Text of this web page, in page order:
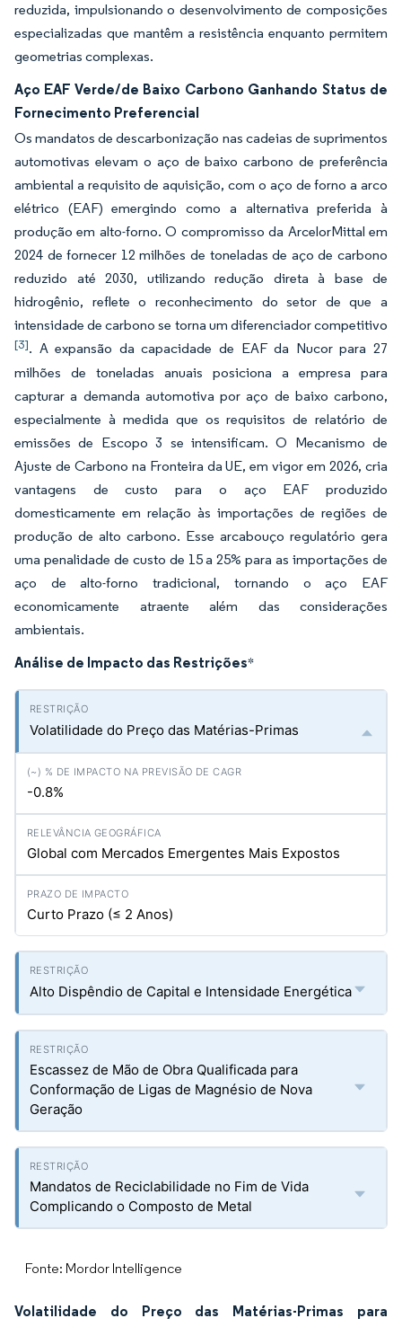
reduzida, impulsionando o desenvolvimento de composições
especializadas que mantêm a resistência enquanto permitem
geometrias complexas.
Aço EAF Verde/de Baixo Carbono Ganhando Status de
Fornecimento Preferencial
Os mandatos de descarbonização nas cadeias de suprimentos
automotivas elevam o aço de baixo carbono de preferência
ambiental a requisito de aquisição, com o aço de forno a arco
elétrico (EAF) emergindo como a alternativa preferida à
produção em alto-forno. O compromisso da ArcelorMittal em
2024 de fornecer 12 milhões de toneladas de aço de carbono
reduzido até 2030, utilizando redução direta à base de
hidrogênio, reflete o reconhecimento do setor de que a
intensidade de carbono se torna um diferenciador competitivo
[3]. A expansão da capacidade de EAF da Nucor para 27
milhões de toneladas anuais posiciona a empresa para
capturar a demanda automotiva por aço de baixo carbono,
especialmente à medida que os requisitos de relatório de
emissões de Escopo 3 se intensificam. O Mecanismo de
Ajuste de Carbono na Fronteira da UE, em vigor em 2026, cria
vantagens de custo para o aço EAF produzido
domesticamente em relação às importações de regiões de
produção de alto carbono. Esse arcabouço regulatório gera
uma penalidade de custo de 15 a 25% para as importações de
aço de alto-forno tradicional, tornando o aço EAF
economicamente atraente além das considerações
ambientais.
Análise de Impacto das Restrições*
Volatilidade do Preço das Matérias-Primas
-0.8%
Global com Mercados Emergentes Mais Expostos
Curto Prazo (≤ 2 Anos)
Alto Dispêndio de Capital e Intensidade Energética
Escassez de Mão de Obra Qualificada para
Conformação de Ligas de Magnésio de Nova
Geração
Mandatos de Reciclabilidade no Fim de Vida
Complicando o Composto de Metal
Fonte: Mordor Intelligence
Volatilidade do Preço das Matérias-Primas para